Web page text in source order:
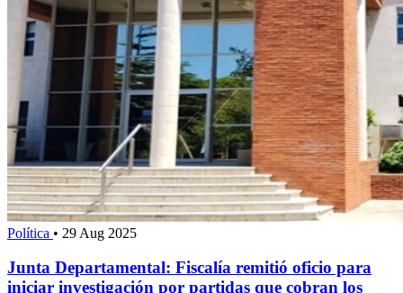
Política • 29 Aug 2025
Junta Departamental: Fiscalía remitió oficio para
iniciar investigación por partidas que cobran los